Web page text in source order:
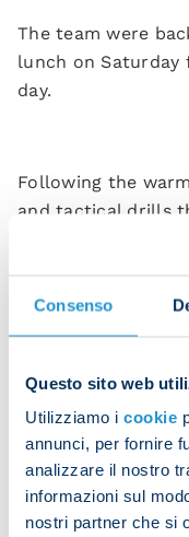
Consenso
Questo sito web
Utilizziamo i cookie
annunci, per fornire
analizzare il nostro
informazioni sul
nostri partner che si
The team were
lunch on Saturday
day.
Following the
and tactical drills
The session was
Juan Jesus
a minor thigh
Hirving Lozano